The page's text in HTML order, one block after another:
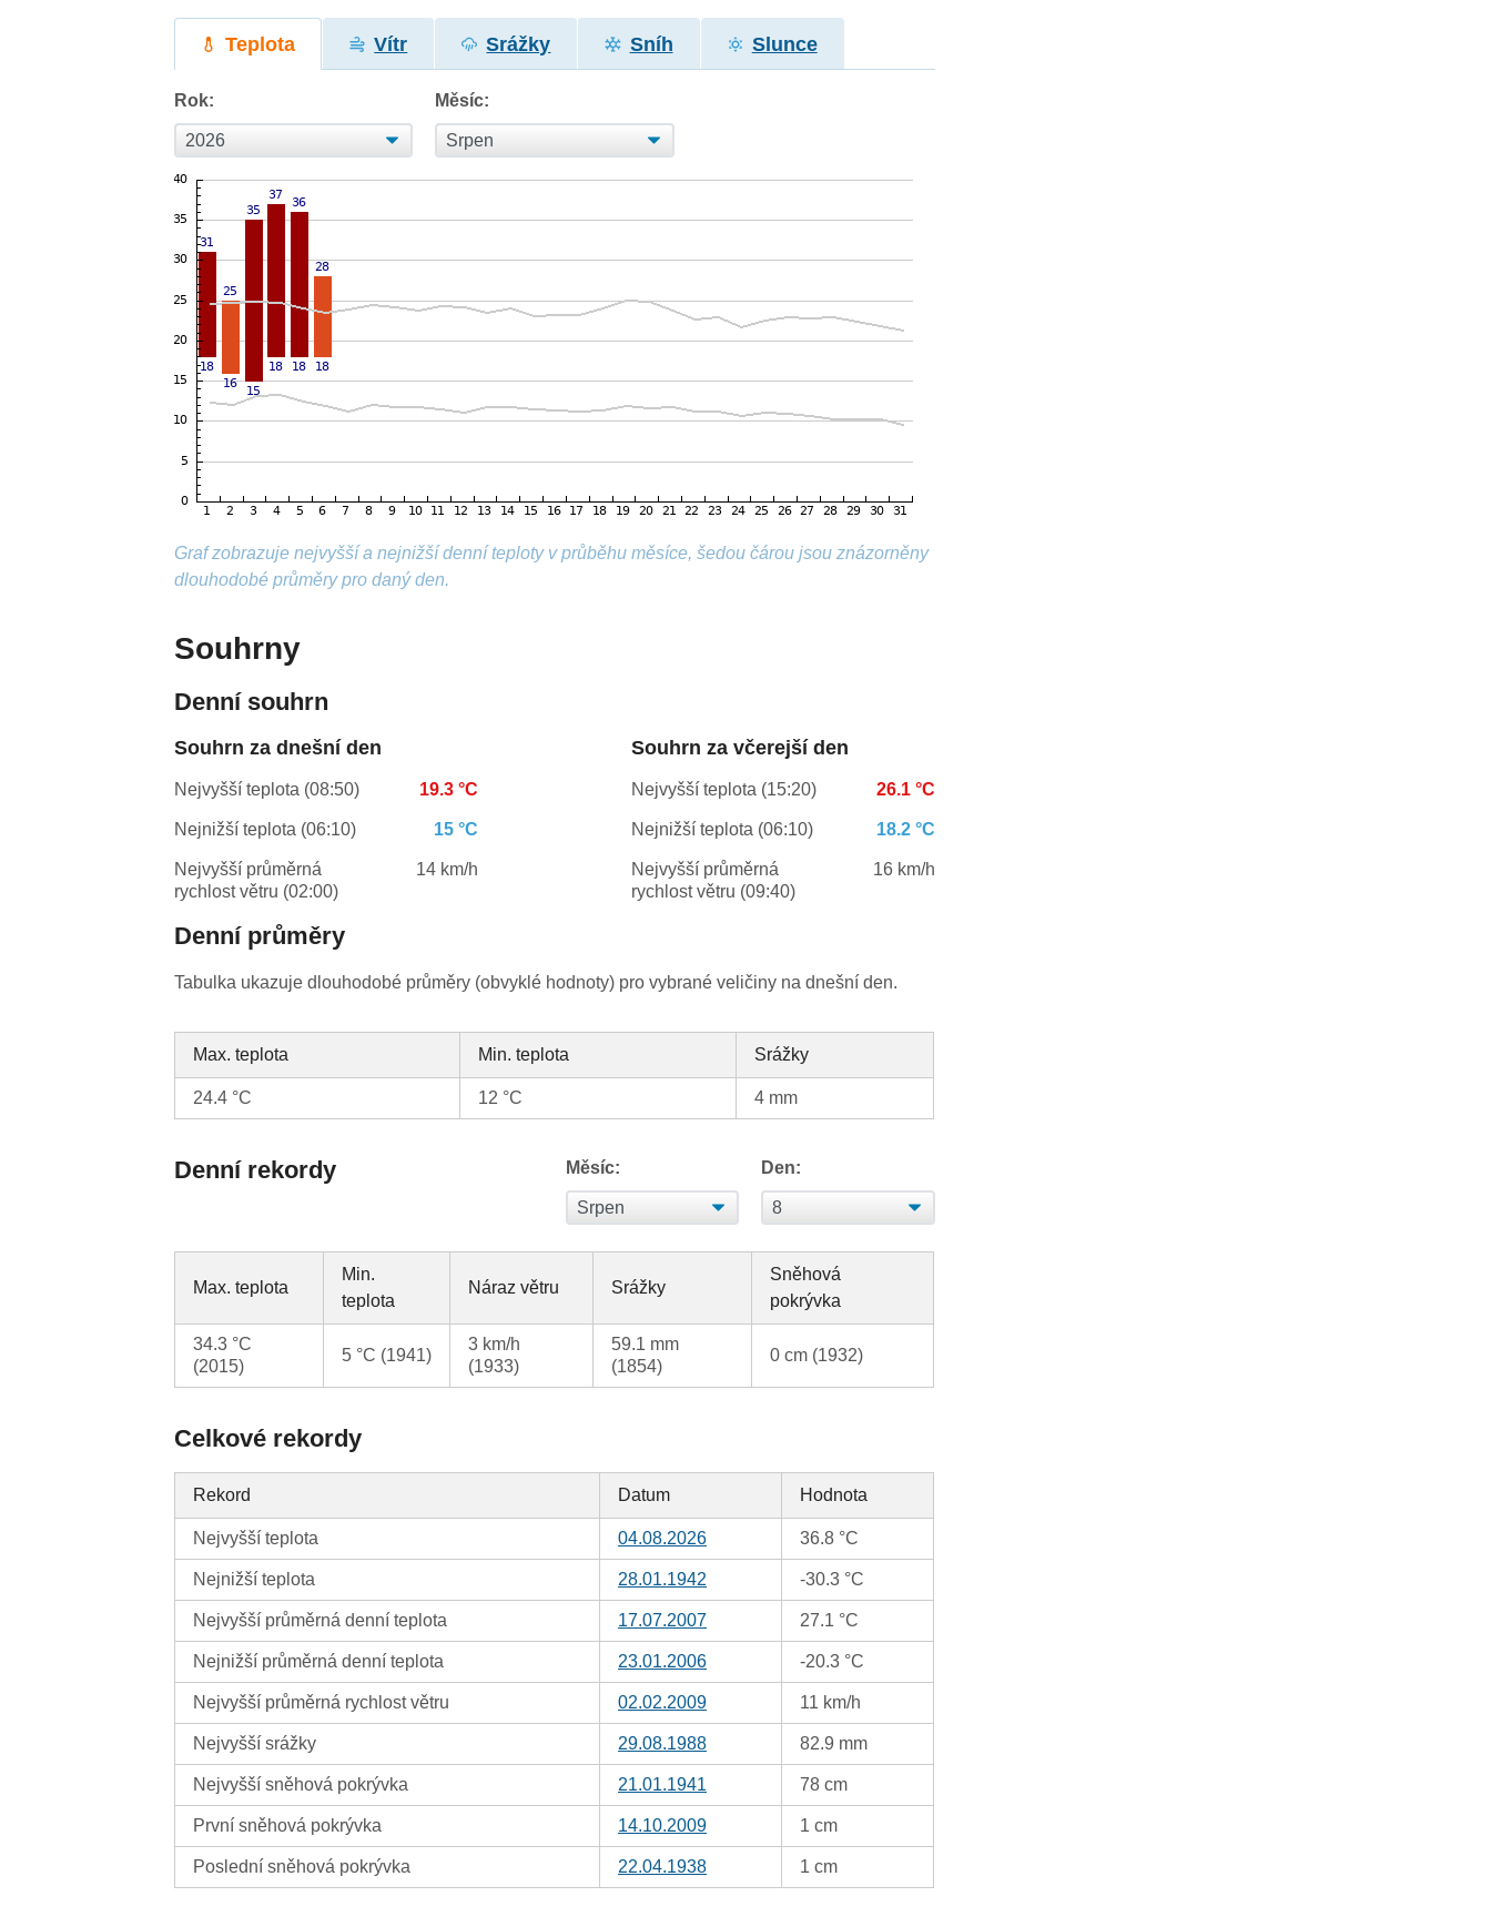
Teplota Vítr Srážky Sníh Slunce
Rok: Měsíc:
Graf zobrazuje nejvyšší a nejnižší denní teploty v průběhu měsíce, šedou čárou jsou znázorněny
dlouhodobé průměry pro daný den.
Souhrny
Denní souhrn
Souhrn za dnešní den
Nejvyšší teplota (08:50) 19.3 °C
Nejnižší teplota (06:10) 15 °C
Nejvyšší průměrná
rychlost větru (02:00)
14 km/h
Souhrn za včerejší den
Nejvyšší teplota (15:20) 26.1 °C
Nejnižší teplota (06:10) 18.2 °C
Nejvyšší průměrná
rychlost větru (09:40)
16 km/h
Denní průměry
Tabulka ukazuje dlouhodobé průměry (obvyklé hodnoty) pro vybrané veličiny na dnešní den.
Max. teplota Min. teplota Srážky
24.4 °C 12 °C 4 mm
Denní rekordy Měsíc: Den:
Max. teplota
Min.
teplota
Náraz větru Srážky
Sněhová
pokrývka
34.3 °C
(2015)
5 °C (1941)
3 km/h
(1933)
59.1 mm
(1854)
0 cm (1932)
Celkové rekordy
Rekord Datum Hodnota
Nejvyšší teplota 04.08.2026 36.8 °C
Nejnižší teplota 28.01.1942 -30.3 °C
Nejvyšší průměrná denní teplota 17.07.2007 27.1 °C
Nejnižší průměrná denní teplota 23.01.2006 -20.3 °C
Nejvyšší průměrná rychlost větru 02.02.2009 11 km/h
Nejvyšší srážky 29.08.1988 82.9 mm
Nejvyšší sněhová pokrývka 21.01.1941 78 cm
První sněhová pokrývka 14.10.2009 1 cm
Poslední sněhová pokrývka 22.04.1938 1 cm